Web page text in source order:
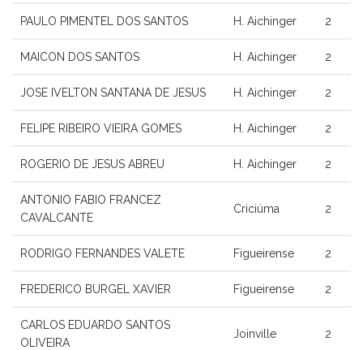
PAULO PIMENTEL DOS SANTOS H. Aichinger 2
MAICON DOS SANTOS H. Aichinger 2
JOSE IVELTON SANTANA DE JESUS H. Aichinger 2
FELIPE RIBEIRO VIEIRA GOMES H. Aichinger 2
ROGERIO DE JESUS ABREU H. Aichinger 2
ANTONIO FABIO FRANCEZ
CAVALCANTE
Criciúma 2
RODRIGO FERNANDES VALETE Figueirense 2
FREDERICO BURGEL XAVIER Figueirense 2
CARLOS EDUARDO SANTOS
OLIVEIRA
Joinville 2